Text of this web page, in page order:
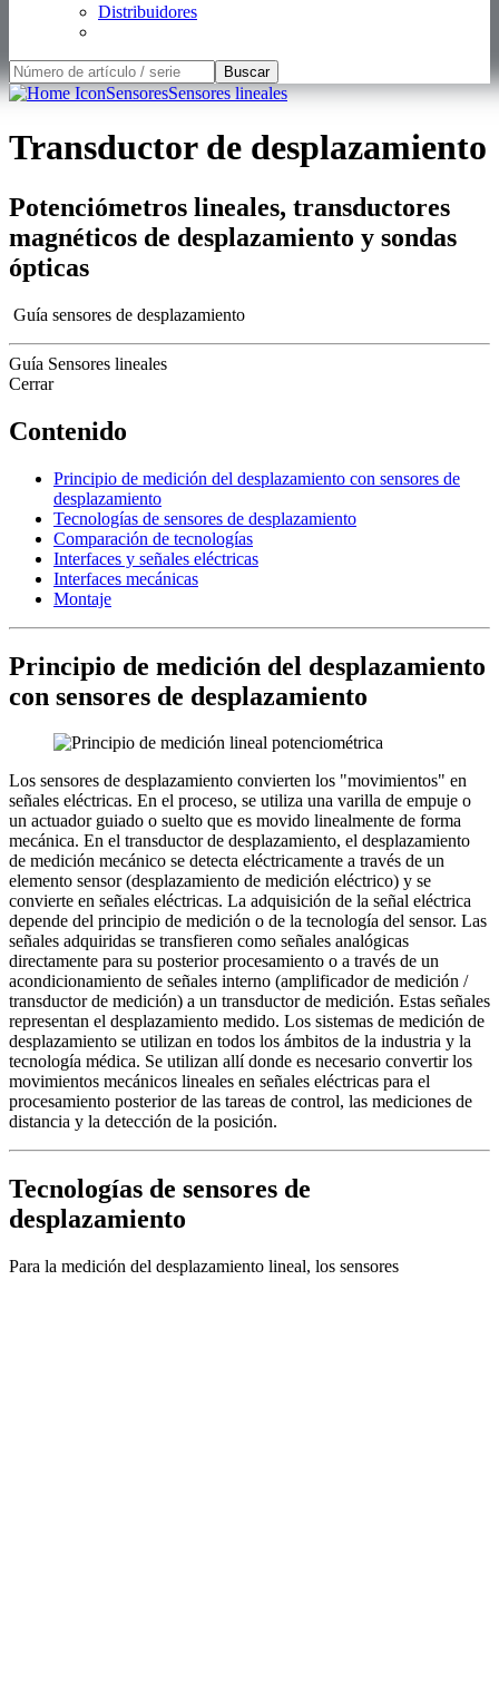
magnéticos de desplazamiento y sondas
ópticas
Guía sensores de desplazamiento
Guía Sensores lineales
Contenido
Principio de medición del desplazamiento con sensores de
Tecnologías de sensores de desplazamiento
Interfaces mecánicas
con sensores de desplazamiento
Los sensores de desplazamiento convierten los "movimientos" en
señales eléctricas. En el proceso, se utiliza una varilla de empuje o
un actuador guiado o suelto que es movido linealmente de forma
mecánica. En el transductor de desplazamiento, el desplazamiento
de medición mecánico se detecta eléctricamente a través de un
elemento sensor (desplazamiento de medición eléctrico) y se
convierte en señales eléctricas. La adquisición de la señal eléctrica
depende del principio de medición o de la tecnología del sensor. Las
señales adquiridas se transfieren como señales analógicas
directamente para su posterior procesamiento o a través de un
acondicionamiento de señales interno (amplificador de medición /
transductor de medición) a un transductor de medición. Estas señales
representan el desplazamiento medido. Los sistemas de medición de
desplazamiento se utilizan en todos los ámbitos de la industria y la
tecnología médica. Se utilizan allí donde es necesario convertir los
movimientos mecánicos lineales en señales eléctricas para el
procesamiento posterior de las tareas de control, las mediciones de
distancia y la detección de la posición.
Tecnologías de sensores de
desplazamiento
Para la medición del desplazamiento lineal, los sensores